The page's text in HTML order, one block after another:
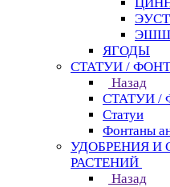
ЯГОДЫ
СТАТУИ /
Назад
СТАТУИ /
Статуи
Фонтаны
УДОБРЕНИЯ И
РАСТЕНИЙ
Назад